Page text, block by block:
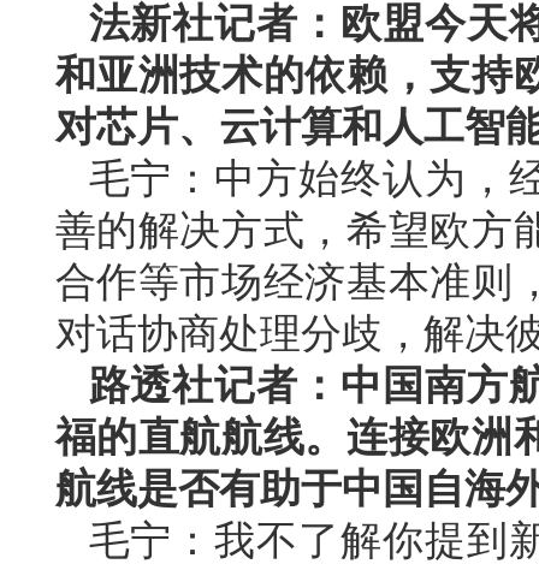
法新社记者：欧盟今天
和亚洲技术的依赖，支持
对芯片、云计算和人工智
毛宁：中方始终认为，
善的解决方式，希望欧方
合作等市场经济基本准则
对话协商处理分歧，解决
路透社记者：中国南方
福的直航航线。连接欧洲
航线是否有助于中国自海
毛宁：我不了解你提到